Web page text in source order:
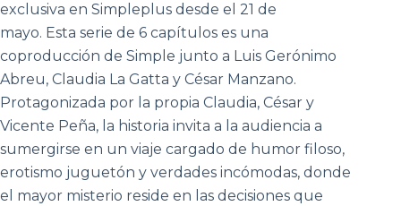
exclusiva en Simpleplus desde el 21 de
mayo. Esta serie de 6 capítulos es una
coproducción de Simple junto a Luis Gerónimo
Abreu, Claudia La Gatta y César Manzano.
Protagonizada por la propia Claudia, César y
Vicente Peña, la historia invita a la audiencia a
sumergirse en un viaje cargado de humor filoso,
erotismo juguetón y verdades incómodas, donde
el mayor misterio reside en las decisiones que